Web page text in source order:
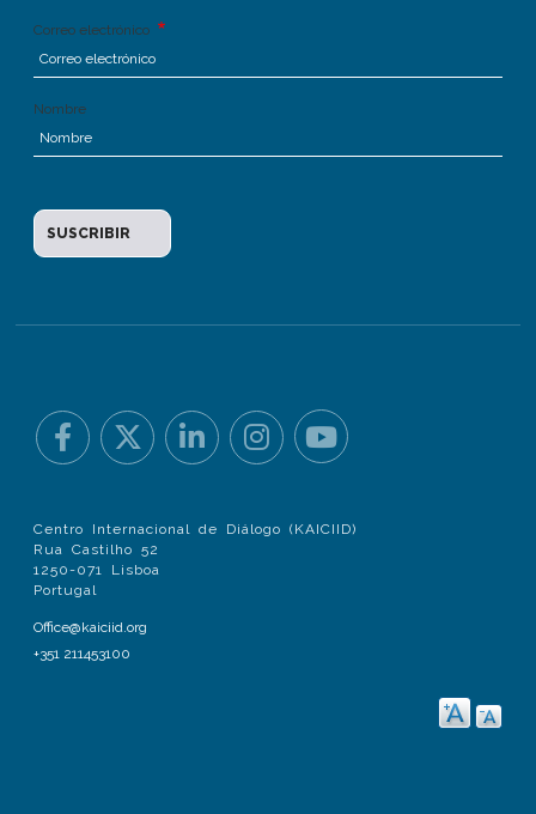
Correo electrónico
Nombre
Centro Internacional de Diálogo (KAICIID)
Rua Castilho 52
1250-071 Lisboa
Portugal
Office@kaiciid.org
+351 211453100